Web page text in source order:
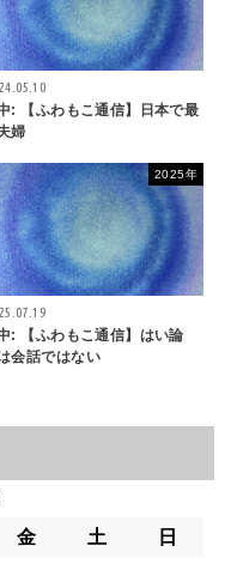
: 【ふわもこ通信】日本で最
婦
2025年
: 【ふわもこ通信】はい論
会話ではない
金 土
日